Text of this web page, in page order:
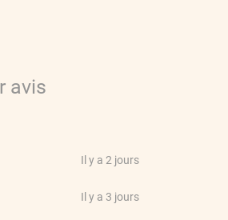
avis
Il y a 2 jours
Il y a 3 jours